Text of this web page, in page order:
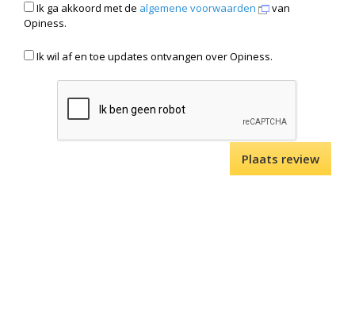
Ik ga akkoord met de algemene voorwaarden
van
Opiness.
Ik wil af en toe updates ontvangen over Opiness.